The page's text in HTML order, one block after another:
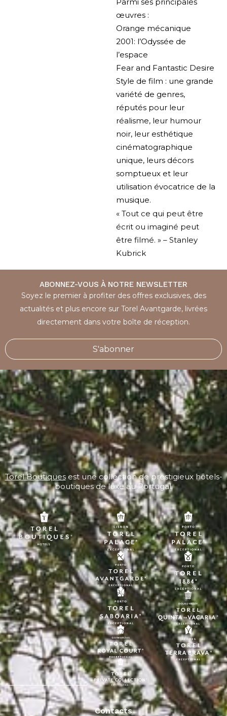
œuvres :
Orange mécanique
2001: l’Odyssée de
l’espace
Fear and Fantastic Desire
Style de film : une grande
variété de genres,
réputés pour leur
réalisme, leur humour
noir, leur esthétique
cinématographique
unique, leurs décors
somptueux et leur
utilisation évocatrice de la
musique.
« Tout ce qui peut être
écrit ou imaginé peut
être filmé. » – Stanley
Kubrick
ABONNEZ-VOUS À NOTRE NEWSLETTER
Soyez le premier à profiter des offres exclusives, des
actualités et plus encore sur Torel Avantgarde, livrées
directement dans votre boîte de réception.
S'abonner
Torel Boutiquesest une collection de prestigieux hôtels-
boutiques de luxe au Portugal.
Contacts